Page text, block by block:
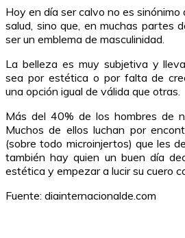
Hoy en día ser calvo no es
salud, sino que, en muchas partes
ser un emblema de masculinidad.
La belleza es muy subjetiva y
sea por estética o por falta de
una opción igual de válida que otras.
Más del 40% de los hombres de
Muchos de ellos luchan por
(sobre todo microinjertos) que les
también hay quien un buen día
estética y empezar a lucir su cuero
Fuente: diainternacionalde.com